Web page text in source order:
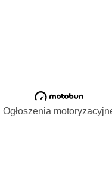
Ogłoszenia